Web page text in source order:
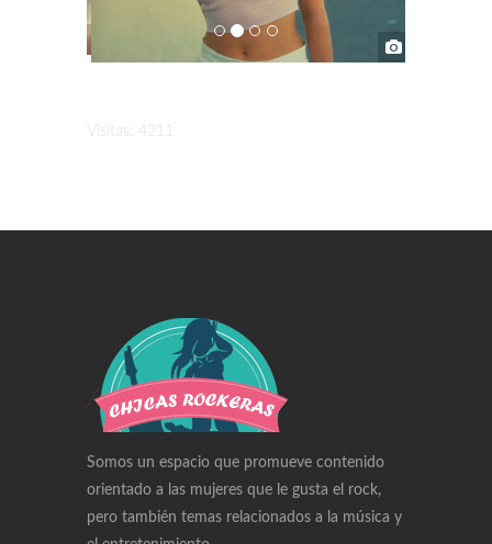
Somos un espacio que promueve contenido
orientado a las mujeres que le gusta el rock,
pero también temas relacionados a la música y
Swiss Replica Watches
Audemars Piguet Watches Replica
Rolex Watches Replica
Richard Mille Watches Replica
Omega Watches Replica